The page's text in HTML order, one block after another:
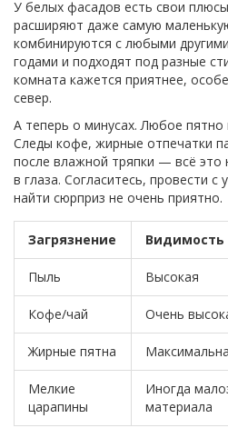
У белых фасадов есть свои
расширяют даже самую
комбинируются с любыми
годами и подходят под разные
комната кажется приятнее,
север.
А теперь о минусах. Любое
Следы кофе, жирные отпечатки
после влажной тряпки — всё это
в глаза. Согласитесь, провести с
найти сюрприз не очень приятно.
Загрязнение Видимость
Пыль Высокая
Кофе/чай Очень
Жирные пятна
Мелкие
царапины
Иногда
материала